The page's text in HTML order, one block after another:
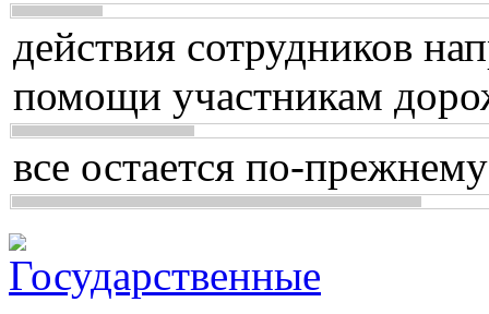
действия сотрудников
помощи участникам
все остается по-